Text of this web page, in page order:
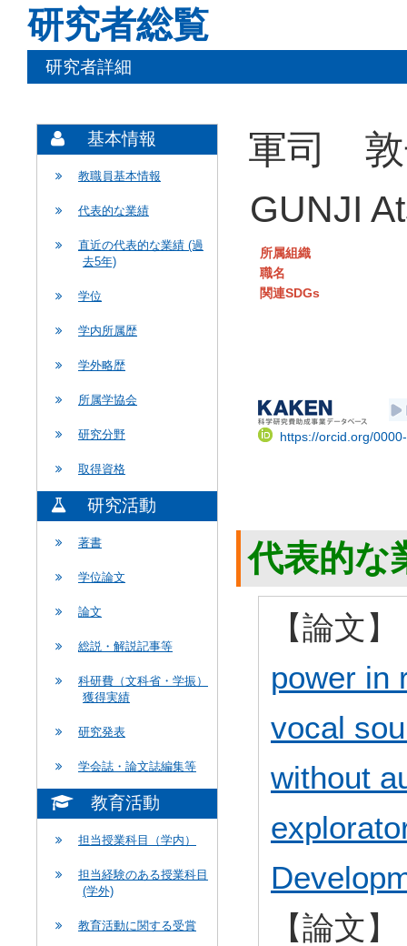
研究者総覧
研究者詳細
基本情報
教職員基本情報
代表的な業績
直近の代表的な業績 (過
去5年)
学位
学内所属歴
学外略歴
所属学協会
研究分野
取得資格
研究活動
著書
学位論文
論文
総説・解説記事等
科研費（文科省・学振）
獲得実績
研究発表
学会誌・論文誌編集等
教育活動
担当授業科目（学内）
担当経験のある授業科目
(学外)
教育活動に関する受賞
軍司 敦
GUNJI
所属組織
職名
関連SDGs
https://orcid.org/
代表的な
【論文】
power in
vocal
without
【論文